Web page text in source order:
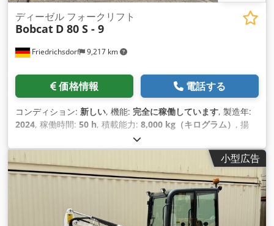
Friedrichsdorf 9,217 km
ディーゼル フォークリフト
Bobcat D 80 S - 9
価格情報 電話する
コンディション: 新しい, 機能: 完全に稼働しています, 製造年:
2024, 稼働時間: 50 h, 積載能力: 8,000 kg（キログラム） , 揚
1,570 mm
ゼル, マスト型式:トリプレックス, 建設高:2,780 mm, 出力:59
キロワット (80.22 馬力)
, フォークキャリッジ幅: 2,240 mm, フ
ォーク長:2,400 mm, 空車重量:12,406 kg（キログラム）, 駆
小型広告